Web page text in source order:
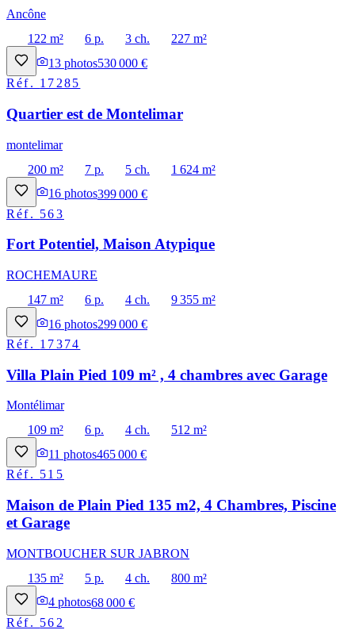
Ancône
122 m²
6 p. 3 ch.
227 m²
13 photos530 000 €
Réf. 17285
Quartier est de Montelimar
montelimar
200 m²
7 p. 5 ch.
1 624 m²
16 photos399 000 €
Réf. 563
Fort Potentiel, Maison Atypique
ROCHEMAURE
147 m²
6 p. 4 ch.
9 355 m²
16 photos299 000 €
Réf. 17374
Villa Plain Pied 109 m² , 4 chambres avec Garage
Montélimar
109 m²
6 p. 4 ch.
512 m²
11 photos465 000 €
Réf. 515
Maison de Plain Pied 135 m2, 4 Chambres, Piscine
et Garage
MONTBOUCHER SUR JABRON
135 m²
5 p. 4 ch.
800 m²
4 photos68 000 €
Réf. 562